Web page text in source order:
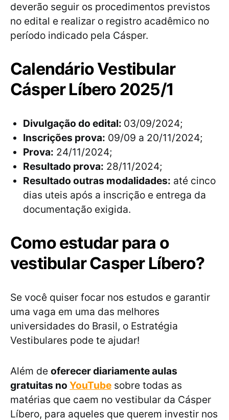
deverão seguir os procedimentos previstos
no edital e realizar o registro acadêmico no
período indicado pela Cásper.
Calendário Vestibular
Cásper Líbero 2025/1
Divulgação do edital: 03/09/2024;
Inscrições prova: 09/09 a 20/11/2024;
Prova: 24/11/2024;
Resultado prova: 28/11/2024;
Resultado outras modalidades: até cinco
dias uteis após a inscrição e entrega da
documentação exigida.
Como estudar para o
vestibular Casper Líbero?
Se você quiser focar nos estudos e garantir
uma vaga em uma das melhores
universidades do Brasil, o Estratégia
Vestibulares pode te ajudar!
Além de oferecer diariamente aulas
gratuitas no YouTube sobre todas as
matérias que caem no vestibular da Cásper
Líbero, para aqueles que querem investir nos